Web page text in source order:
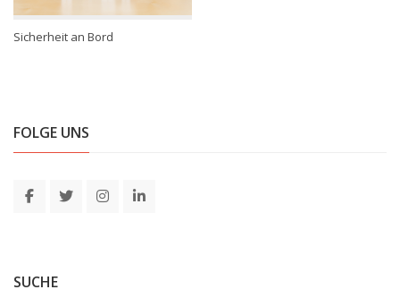
Sicherheit an Bord
FOLGE UNS
SUCHE